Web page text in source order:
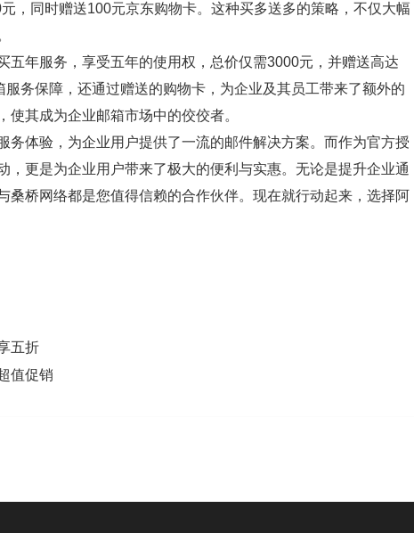
，同时赠送100元京东购物卡。这种买多送多的策略，不仅大幅
年服务，享受五年的使用权，总价仅需3000元，并赠送高达
务保障，还通过赠送的购物卡，为企业及其员工带来了额外的
其成为企业邮箱市场中的佼佼者。
体验，为企业用户提供了一流的邮件解决方案。而作为官方授
更是为企业用户带来了极大的便利与实惠。无论是提升企业通
桥网络都是您值得信赖的合作伙伴。现在就行动起来，选择阿
五折
值促销